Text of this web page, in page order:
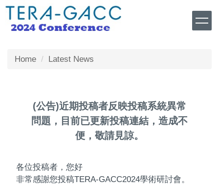
Jump
the
blockHome Latest News
(公告)近期投稿者反映投稿系統異常
問題，目前已更新投稿連結，造成不
便，敬請見諒。
各位投稿者，您好
非常感謝您投稿TERA-GACC2024學術研討會。